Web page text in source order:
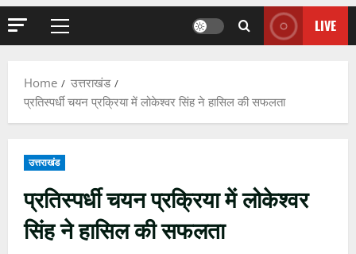
Primary
LIVE
Home
उत्तराखंड
प्रतिस्पर्धी चयन प्रक्रिया में लोकेश्वर सिंह ने हासिल की सफलता
उत्तराखंड
प्रतिस्पर्धी चयन प्रक्रिया में लोकेश्वर
सिंह ने हासिल की सफलता